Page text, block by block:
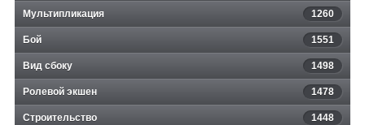
Мультипликация 1260
Бой 1551
Вид сбоку 1498
Ролевой экшен 1478
Строительство 1448